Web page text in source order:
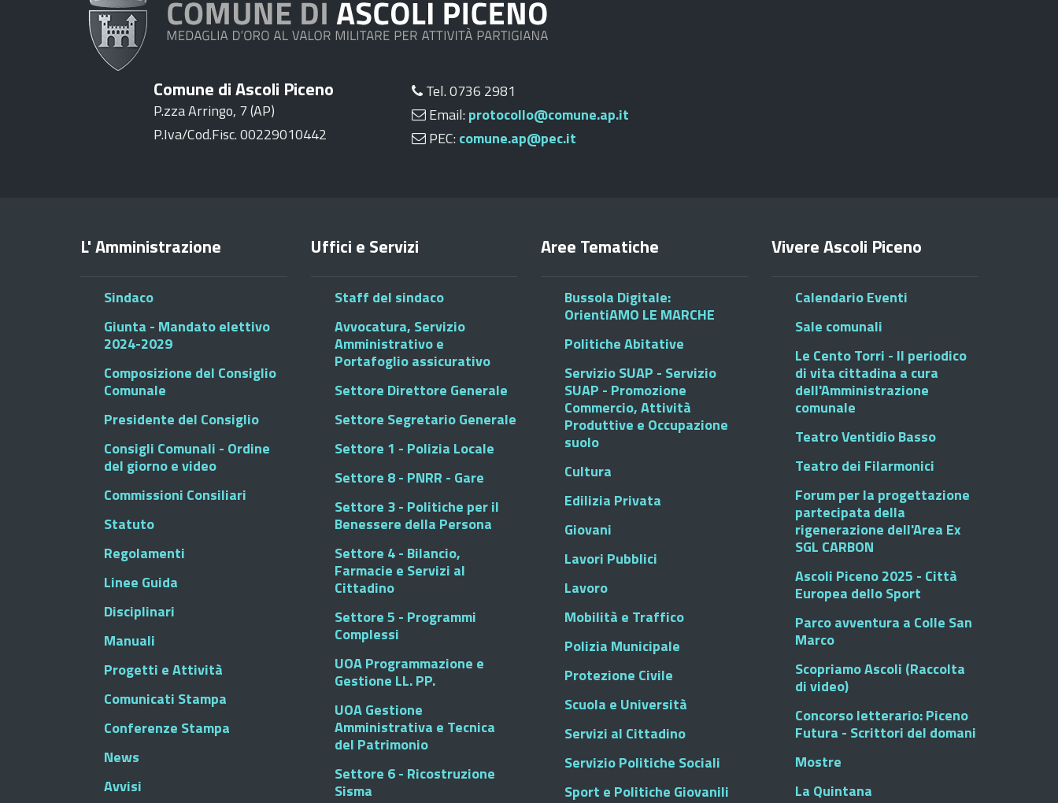
Comune di Ascoli Piceno
P.zza Arringo, 7 (AP)
P.Iva/Cod.Fisc. 00229010442
Tel. 0736 2981
Email: protocollo@comune.ap.it
PEC: comune.ap@pec.it
L' Amministrazione
Sindaco
Giunta - Mandato elettivo
2024-2029
Composizione del Consiglio
Comunale
Presidente del Consiglio
Consigli Comunali - Ordine
del giorno e video
Commissioni Consiliari
Statuto
Regolamenti
Linee Guida
Disciplinari
Manuali
Progetti e Attività
Comunicati Stampa
Conferenze Stampa
News
Avvisi
Uffici e Servizi
Staff del sindaco
Avvocatura, Servizio
Amministrativo e
Portafoglio assicurativo
Settore Direttore Generale
Settore Segretario Generale
Settore 1 - Polizia Locale
Settore 8 - PNRR - Gare
Settore 3 - Politiche per il
Benessere della Persona
Settore 4 - Bilancio,
Farmacie e Servizi al
Cittadino
Settore 5 - Programmi
Complessi
UOA Programmazione e
Gestione LL. PP.
UOA Gestione
Amministrativa e Tecnica
del Patrimonio
Settore 6 - Ricostruzione
Sisma
Aree Tematiche
Bussola Digitale:
OrientiAMO LE MARCHE
Politiche Abitative
Servizio SUAP - Servizio
SUAP - Promozione
Commercio, Attività
Produttive e Occupazione
suolo
Cultura
Edilizia Privata
Giovani
Lavori Pubblici
Lavoro
Mobilità e Traffico
Polizia Municipale
Protezione Civile
Scuola e Università
Servizi al Cittadino
Servizio Politiche Sociali
Sport e Politiche Giovanili
Vivere Ascoli Piceno
Calendario Eventi
Sale comunali
Le Cento Torri - Il periodico
di vita cittadina a cura
dell'Amministrazione
comunale
Teatro Ventidio Basso
Teatro dei Filarmonici
Forum per la progettazione
partecipata della
rigenerazione dell'Area Ex
SGL CARBON
Ascoli Piceno 2025 - Città
Europea dello Sport
Parco avventura a Colle San
Marco
Scopriamo Ascoli (Raccolta
di video)
Concorso letterario: Piceno
Futura - Scrittori del domani
Mostre
La Quintana